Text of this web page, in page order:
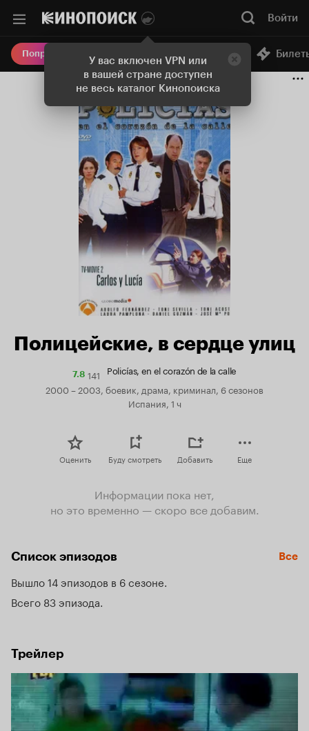
У вас включен VPN или
в вашей стране доступен
не весь каталог Кинопоиска
Войти
Попробовать Плюс Онлайн-кинотеатр
Полицейские, в сердце улиц
7.8Рейтинг
Кинопоиска
141 Policías, en el corazón de la calle
2000 – 2003, боевик, драма, криминал, 6 сезонов
Испания, 1 ч
Оценить Буду смотреть Добавить Еще
Информации пока нет,
но это временно — скоро все добавим.
Список эпизодов Все
Вышло 14 эпизодов в 6 сезоне
Всего 83 эпизода
Трейлер